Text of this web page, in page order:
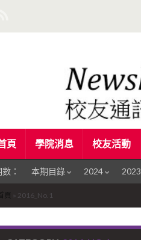
頁 學院消息 校友活動
： 本期目錄 2024 2023
頁 » 2016_No.1